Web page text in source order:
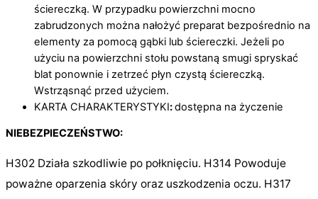
ściereczką. W przypadku powierzchni mocno
zabrudzonych można nałożyć preparat bezpośrednio na
elementy za pomocą gąbki lub ściereczki. Jeżeli po
użyciu na powierzchni stołu powstaną smugi spryskać
blat ponownie i zetrzeć płyn czystą ściereczką.
Wstrząsnąć przed użyciem.
KARTA CHARAKTERYSTYKI:dostępna na życzenie
NIEBEZPIECZEŃSTWO:
H302 Działa szkodliwie po połknięciu. H314 Powoduje
poważne oparzenia skóry oraz uszkodzenia oczu. H317